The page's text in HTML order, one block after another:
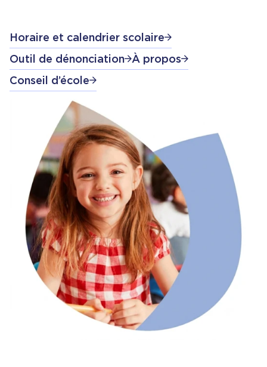
Horaire et calendrier scolaire
Outil de dénonciation
À propos
Conseil d’école